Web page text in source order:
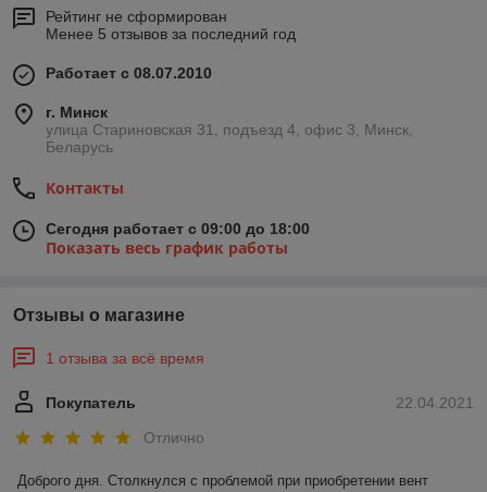
Рейтинг не сформирован
Менее 5 отзывов за последний год
Работает с 08.07.2010
г. Минск
улица Стариновская 31, подъезд 4, офис 3, Минск,
Беларусь
Контакты
Сегодня работает с 09:00 до 18:00
Показать весь график работы
Отзывы о магазине
1 отзыва за всё время
22.04.2021
Покупатель
Отлично
Доброго дня. Столкнулся с проблемой при приобретении вент